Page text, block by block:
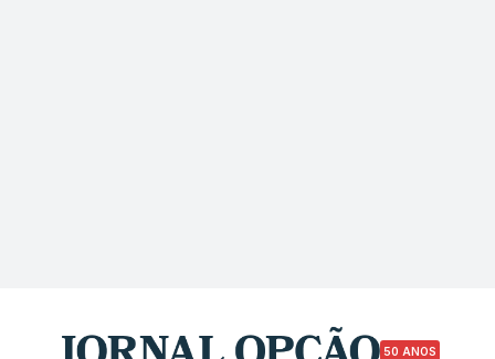
50 ANOS